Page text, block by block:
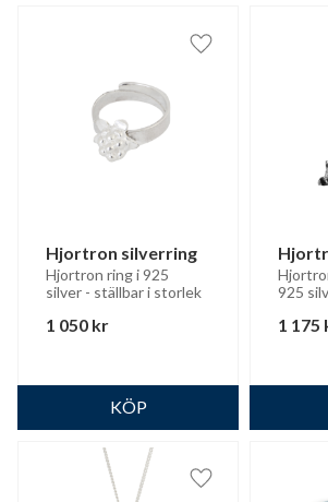
Hjortron silverring
Hjortron ring i 925
silver - ställbar i storlek
1 050 kr
Lägg till i
lång
925
1 175
Lägg till i favoriter